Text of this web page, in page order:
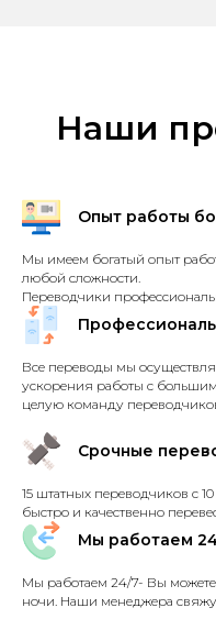
Наши
Опыт работы
Мы имеем богатый опыт
любой сложности.
Переводчики
Все переводы мы
ускорения работы с
целую команду
Срочные
15 штатных переводчиков с
быстро и качественно
Мы работаем
Мы работаем 24/7- Вы
ночи. Наши менеджера